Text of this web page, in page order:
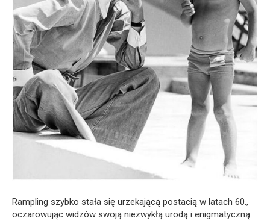
Rampling szybko stała się urzekającą postacią w latach 60.,
oczarowując widzów swoją niezwykłą urodą i enigmatyczną